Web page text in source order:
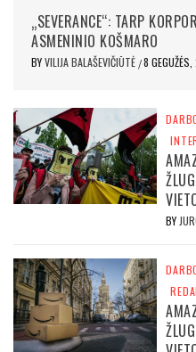
„SEVERANCE“: TARP
ASMENINIO KOŠMARO
BYVILIJA BALAŠEVIČIŪTĖ /8
BY